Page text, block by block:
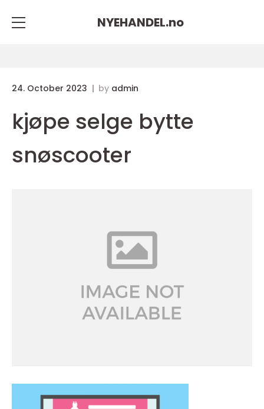
NYEHANDEL.no
24. October 2023 by admin
kjøpe selge bytte
snøscooter